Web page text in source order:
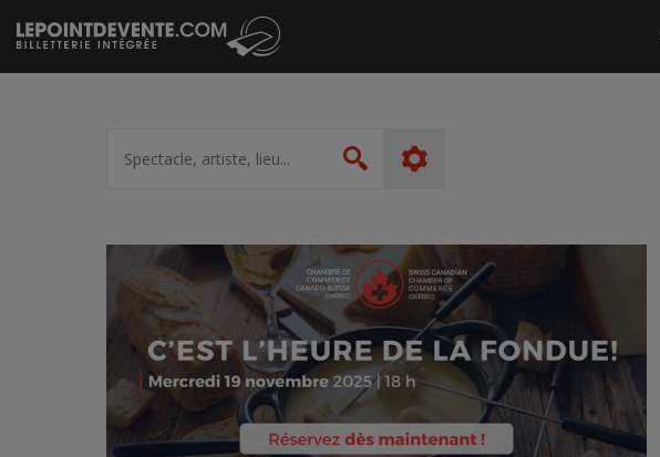
Passer
au
contenu
artiste,
lieu...
Rechercher